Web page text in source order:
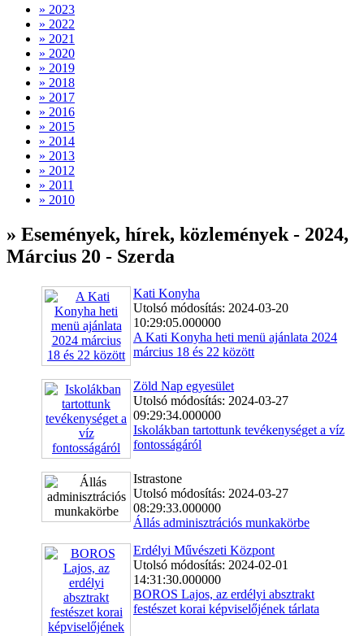
» 2023
» 2022
» 2021
» 2020
» 2019
» 2018
» 2017
» 2016
» 2015
» 2014
» 2013
» 2012
» 2011
» 2010
» Események, hírek, közlemények - 2024,
Március 20 - Szerda
Kati Konyha
Utolsó módosítás: 2024-03-20
10:29:05.000000
A Kati Konyha heti menü ajánlata 2024
március 18 és 22 között
Zöld Nap egyesület
Utolsó módosítás: 2024-03-27
09:29:34.000000
Iskolákban tartottunk tevékenységet a víz
fontosságáról
Istrastone
Utolsó módosítás: 2024-03-27
08:29:33.000000
Állás adminisztrációs munkakörbe
Erdélyi Művészeti Központ
Utolsó módosítás: 2024-02-01
14:31:30.000000
BOROS Lajos, az erdélyi absztrakt
festészet korai képviselőjének tárlata